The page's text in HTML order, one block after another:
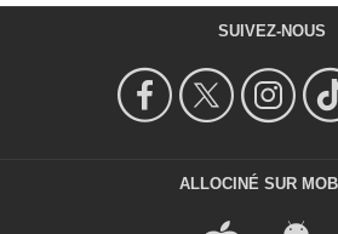
SUIVEZ-NOUS
ALLOCINÉ SUR